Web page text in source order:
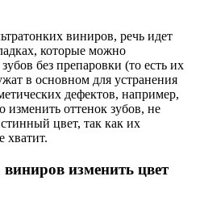
виниров, речь идет
которые можно
без препаровки (то есть их
в основном для устранения
дефектов, например,
оттенок зубов, не
цвет, так как их
хватит.
изменить цвет